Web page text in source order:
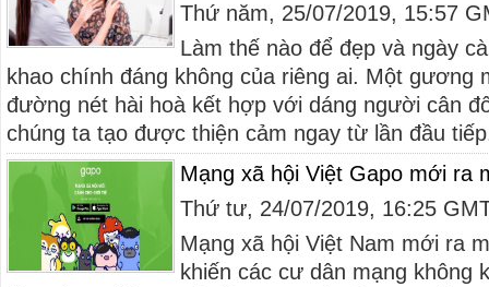
Thứ năm, 25/07/2019, 15:57
Làm thế nào để đẹp và ngày
khao chính đáng không của riêng ai. Một gương
đường nét hài hoà kết hợp với dáng người cân
chúng ta tạo được thiện cảm ngay từ lần đầu
Mạng xã hội Việt Gapo mới ra
Thứ tư, 24/07/2019, 16:25
Mạng xã hội Việt Nam mới ra
khiến các cư dân mạng không